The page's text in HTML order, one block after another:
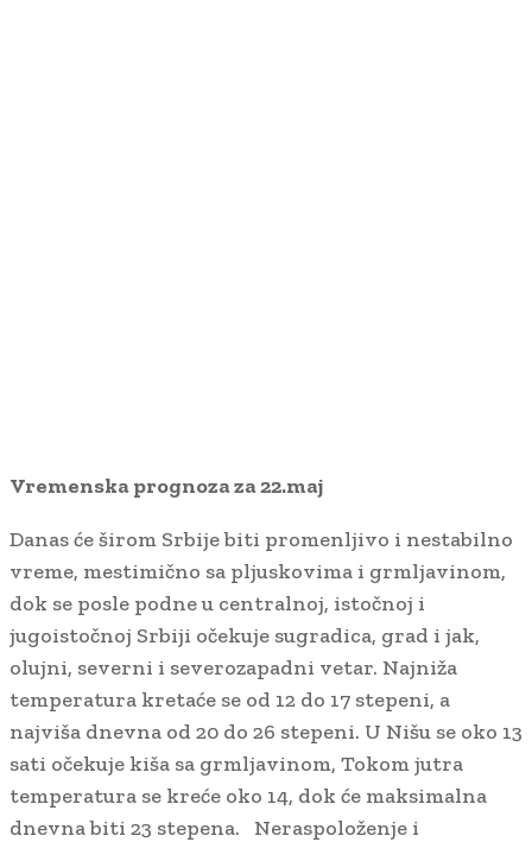
Vremenska prognoza za 22.maj
Danas će širom Srbije biti promenljivo i nestabilno
vreme, mestimično sa pljuskovima i grmljavinom,
dok se posle podne u centralnoj, istočnoj i
jugoistočnoj Srbiji očekuje sugradica, grad i jak,
olujni, severni i severozapadni vetar. Najniža
temperatura kretaće se od 12 do 17 stepeni, a
najviša dnevna od 20 do 26 stepeni. U Nišu se oko 13
sati očekuje kiša sa grmljavinom, Tokom jutra
temperatura se kreće oko 14, dok će maksimalna
dnevna biti 23 stepena. Neraspoloženje i